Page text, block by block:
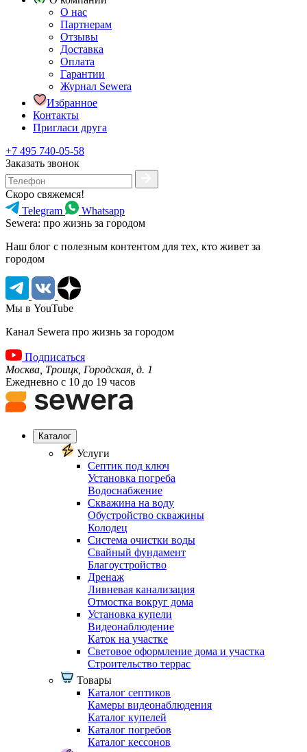
О нас
Партнерам
Отзывы
Доставка
Оплата
Гарантии
Журнал Sewera
Избранное
Контакты
Пригласи друга
+7 495 740-05-58
Заказать звонок
Скоро свяжемся!
Telegram
Whatsapp
Sewera: про жизнь за городом
Наш блог c полезным контентом для тех, кто живет за
городом
Мы в YouTube
Канал Sewera про жизнь за городом
Подписаться
Москва, Троицк, Городская, д. 1
Ежедневно с 10 до 19 часов
Каталог
Услуги
Септик под ключ
Установка погреба
Водоснабжение
Скважина на воду
Обустройство скважины
Колодец
Система очистки воды
Свайный фундамент
Благоустройство
Дренаж
Ливневая канализация
Отмостка вокруг дома
Установка купели
Видеонаблюдение
Каток на участке
Световое оформление дома и участка
Строительство террас
Товары
Каталог септиков
Камеры видеонаблюдения
Каталог купелей
Каталог погребов
Каталог кессонов